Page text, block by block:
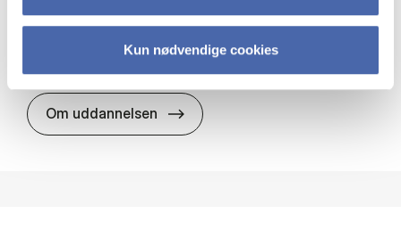
Kun nødvendige cookies
Organisation og ledelse
Om uddannelsen HA(it.) - erhvervs­økonomi og